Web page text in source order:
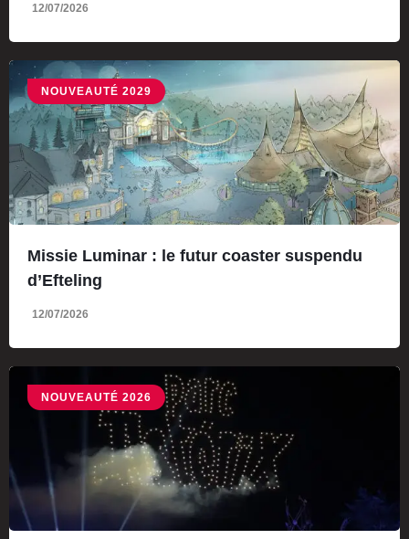
12/07/2026
NOUVEAUTÉ 2029
Missie Luminar : le futur coaster suspendu
d’Efteling
12/07/2026
NOUVEAUTÉ 2026